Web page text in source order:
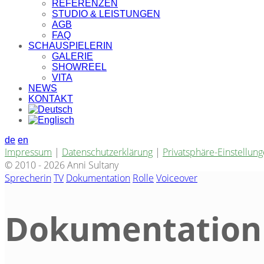
REFERENZEN
STUDIO & LEISTUNGEN
AGB
FAQ
SCHAUSPIELERIN
GALERIE
SHOWREEL
VITA
NEWS
KONTAKT
de en
Impressum | Datenschutzerklärung | Privatsphäre-
© 2010 - 2026 Anni Sultany
SprecherinTV Dokumentation Rolle Voiceover
Dokumentation